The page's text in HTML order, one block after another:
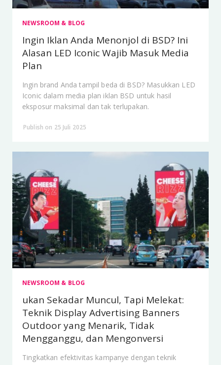
NEWSROOM & BLOG
Ingin Iklan Anda Menonjol di BSD? Ini
Alasan LED Iconic Wajib Masuk Media
Plan
Ingin brand Anda tampil beda di BSD? Masukkan LED
Iconic dalam media plan iklan BSD untuk hasil
eksposur maksimal dan tak terlupakan.
Publish on 25 Juli 2025
NEWSROOM & BLOG
ukan Sekadar Muncul, Tapi Melekat:
Teknik Display Advertising Banners
Outdoor yang Menarik, Tidak
Mengganggu, dan Mengonversi
Tingkatkan efektivitas kampanye dengan teknik